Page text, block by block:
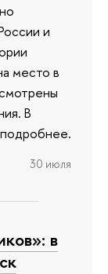
и
место в
В
30 июля
в